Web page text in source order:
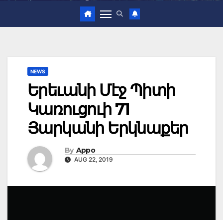
NEWS
Երեւանի Մէջ Պիտի
Կառուցուի 71
Յարկանի Երկնաքեր
By Appo
AUG 22, 2019